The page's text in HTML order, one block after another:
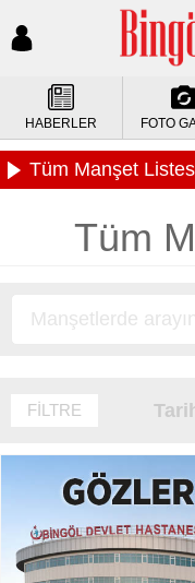
HABERLER FOTO
Tüm Manşet
Tüm
FİLTRE